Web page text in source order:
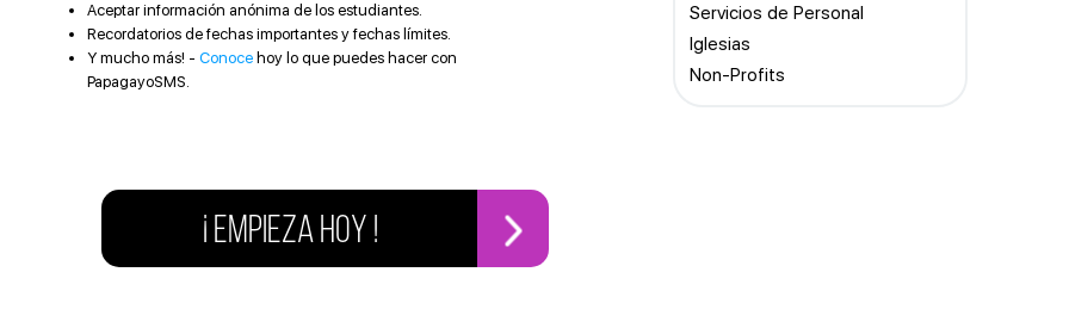
Aceptar información anónima de los estudiantes.
Recordatorios de fechas importantes y fechas límites.
Y mucho más! - Conocehoy lo que puedes hacer con
PapagayoSMS.
¡ EMPIEZA HOY !
Servicios de Personal
Iglesias
Non-Profits